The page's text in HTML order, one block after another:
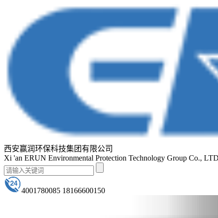
西安赢润环保科技集团有限公司
Xi 'an ERUN Environmental Protection Technology Group Co.,
4001780085 18166600150